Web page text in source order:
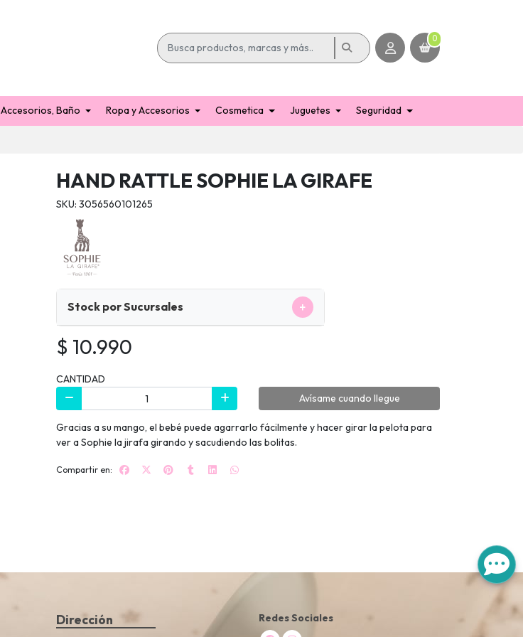
0
Accesorios, Baño Ropa y Accesorios Cosmetica Juguetes Seguridad
HAND RATTLE SOPHIE LA GIRAFE
SKU: 3056560101265
Stock por Sucursales +
$ 10.990
CANTIDAD
Avísame cuando llegue
Gracias a su mango, el bebé puede agarrarlo fácilmente y hacer girar la pelota para
ver a Sophie la jirafa girando y sacudiendo las bolitas.
Compartir en:
Dirección Redes Sociales